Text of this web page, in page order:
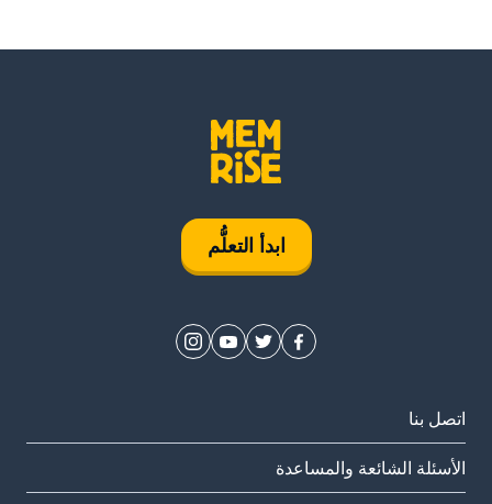
ابدأ التعلُّم
اتصل بنا
الأسئلة الشائعة والمساعدة